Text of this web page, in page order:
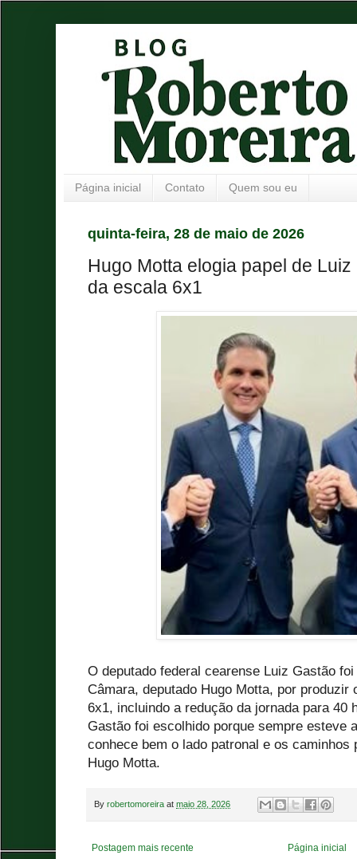
Página inicial Contato Quem sou eu
quinta-feira, 28 de maio de 2026
Hugo Motta elogia papel de
da escala 6x1
O deputado federal cearense Luiz Gastão
Câmara, deputado Hugo Motta, por
6x1, incluindo a redução da jornada para 40
Gastão foi escolhido porque sempre esteve
conhece bem o lado patronal e os caminhos
Hugo Motta.
By robertomoreira at maio 28, 2026
Postagem mais recente Página inicial